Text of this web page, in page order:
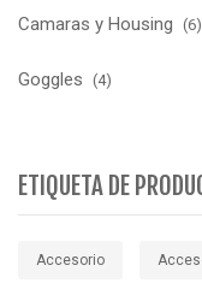
Camaras y Housing (6)
Goggles (4)
ETIQUETA DE
Accesorio